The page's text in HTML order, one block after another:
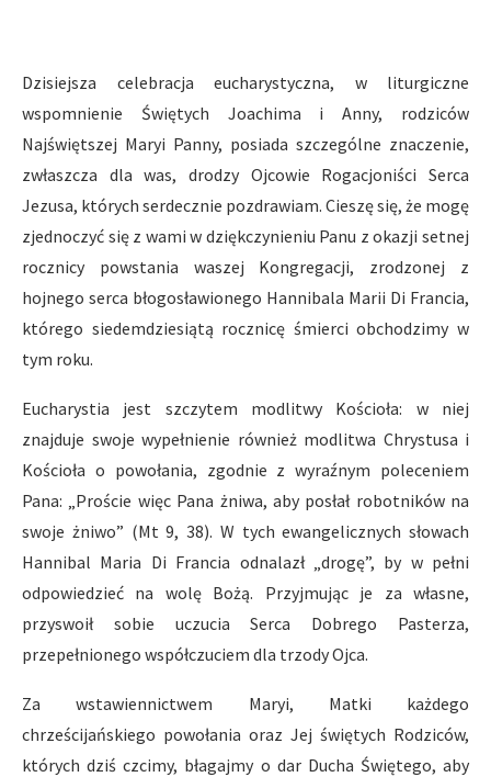
Dzisiejsza celebracja eucharystyczna, w liturgiczne
wspomnienie Świętych Joachima i Anny, rodziców
Najświętszej Maryi Panny, posiada szczególne znaczenie,
zwłaszcza dla was, drodzy Ojcowie Rogacjoniści Serca
Jezusa, których serdecznie pozdrawiam. Cieszę się, że mogę
zjednoczyć się z wami w dziękczynieniu Panu z okazji setnej
rocznicy powstania waszej Kongregacji, zrodzonej z
hojnego serca błogosławionego Hannibala Marii Di Francia,
którego siedemdziesiątą rocznicę śmierci obchodzimy w
tym roku.
Eucharystia jest szczytem modlitwy Kościoła: w niej
znajduje swoje wypełnienie również modlitwa Chrystusa i
Kościoła o powołania, zgodnie z wyraźnym poleceniem
Pana: „Proście więc Pana żniwa, aby posłał robotników na
swoje żniwo” (Mt 9, 38). W tych ewangelicznych słowach
Hannibal Maria Di Francia odnalazł „drogę”, by w pełni
odpowiedzieć na wolę Bożą. Przyjmując je za własne,
przyswoił sobie uczucia Serca Dobrego Pasterza,
przepełnionego współczuciem dla trzody Ojca.
Za wstawiennictwem Maryi, Matki każdego
chrześcijańskiego powołania oraz Jej świętych Rodziców,
których dziś czcimy, błagajmy o dar Ducha Świętego, aby